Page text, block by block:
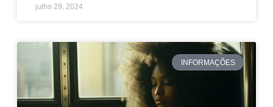
julho 29, 2024
INFORMAÇÕES